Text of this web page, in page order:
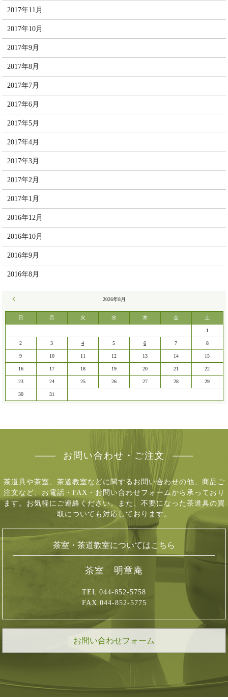
2017年11月
2017年10月
2017年9月
2017年8月
2017年7月
2017年6月
2017年5月
2017年4月
2017年3月
2017年2月
2017年1月
2016年12月
2016年10月
2016年9月
2016年8月
2026年8月
日 月 火 水 木 金 土
1
2 3 4 5 6 7 8
9 10 11 12 13 14 15
16 17 18 19 20 21 22
23 24 25 26 27 28 29
30 31
お問い合わせ・ご注文
茶道具や茶室、茶道教室などに関するお問い合わせの他、商品ご
注文など、 お電話・FAX・お問い合わせフォームから承っており
ます。お気軽にご連絡ください。 また、不要になった茶道具の買
取についても対応しております。
茶室・茶道教室についてはこちら
茶室 明章庵
TEL 044-852-5758
FAX 044-852-5775
お問い合わせフォーム